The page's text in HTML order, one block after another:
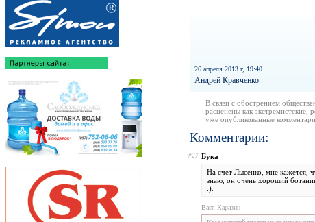
26 апреля 2013 г, 19:40
Андрей Кравченко
В связи с обострением
расценены как экстремистские,
уже опубликованные
Комментарии:
#27 Бука
На счет Лысенко, мне кажется,
знаю, он очень хороший
:).
Вася Каразин